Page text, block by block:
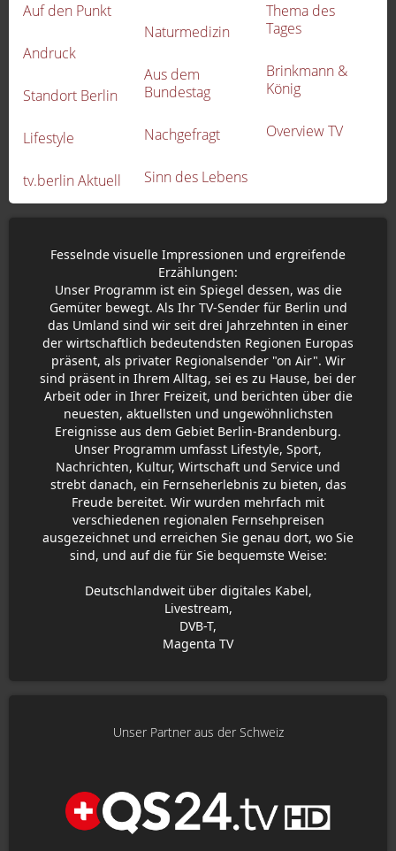
Auf den Punkt
Andruck
Standort Berlin
Lifestyle
tv.berlin Aktuell
Naturmedizin
Aus dem
Bundestag
Nachgefragt
Sinn des Lebens
Thema des
Tages
Brinkmann &
König
Overview TV
Fesselnde visuelle Impressionen und ergreifende
Erzählungen:
Unser Programm ist ein Spiegel dessen, was die
Gemüter bewegt. Als Ihr TV-Sender für Berlin und
das Umland sind wir seit drei Jahrzehnten in einer
der wirtschaftlich bedeutendsten Regionen Europas
präsent, als privater Regionalsender "on Air". Wir
sind präsent in Ihrem Alltag, sei es zu Hause, bei der
Arbeit oder in Ihrer Freizeit, und berichten über die
neuesten, aktuellsten und ungewöhnlichsten
Ereignisse aus dem Gebiet Berlin-Brandenburg.
Unser Programm umfasst Lifestyle, Sport,
Nachrichten, Kultur, Wirtschaft und Service und
strebt danach, ein Fernseherlebnis zu bieten, das
Freude bereitet. Wir wurden mehrfach mit
verschiedenen regionalen Fernsehpreisen
ausgezeichnet und erreichen Sie genau dort, wo Sie
sind, und auf die für Sie bequemste Weise:
Deutschlandweit über digitales Kabel,
Livestream,
DVB-T,
Magenta TV
Unser Partner aus der Schweiz